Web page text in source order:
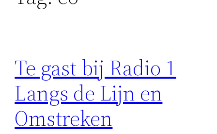
Te gast bij Radio 1
Langs de Lijn en
Omstreken